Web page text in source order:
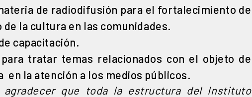
de radiodifusión para el fortalecimiento de
la cultura en las comunidades.
capacitación.
tratar temas relacionados con el objeto de
la atención a los medios públicos.
agradecer que toda la estructura del Instituto